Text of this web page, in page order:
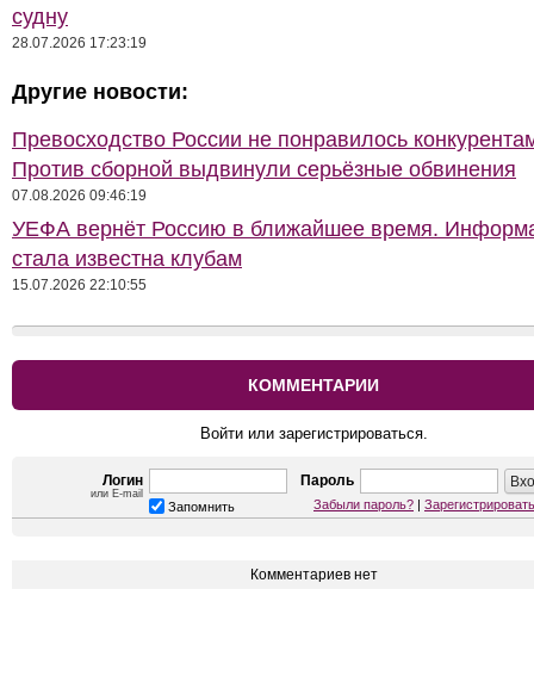
судну
28.07.2026 17:23:19
Другие новости:
Превосходство России не понравилось
Против сборной выдвинули серьёзные обвинения
07.08.2026 09:46:19
УЕФА вернёт Россию в ближайшее время.
стала известна клубам
15.07.2026 22:10:55
КОММЕНТАРИИ
Войти или зарегистрироваться.
Логин
или E-mail
Пароль
Запомнить Забыли пароль? |
Комментариев нет